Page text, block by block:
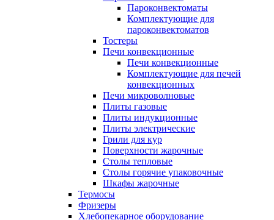
Пароконвектоматы
Комплектующие для
пароконвектоматов
Тостеры
Печи конвекционные
Печи конвекционные
Комплектующие для печей
конвекционных
Печи микроволновые
Плиты газовые
Плиты индукционные
Плиты электрические
Грили для кур
Поверхности жарочные
Столы тепловые
Столы горячие упаковочные
Шкафы жарочные
Термосы
Фризеры
Хлебопекарное оборудование